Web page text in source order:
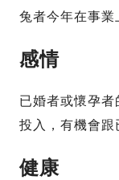
兔者今年在事業
感情
已婚者或懷孕
投入，有機會跟
健康